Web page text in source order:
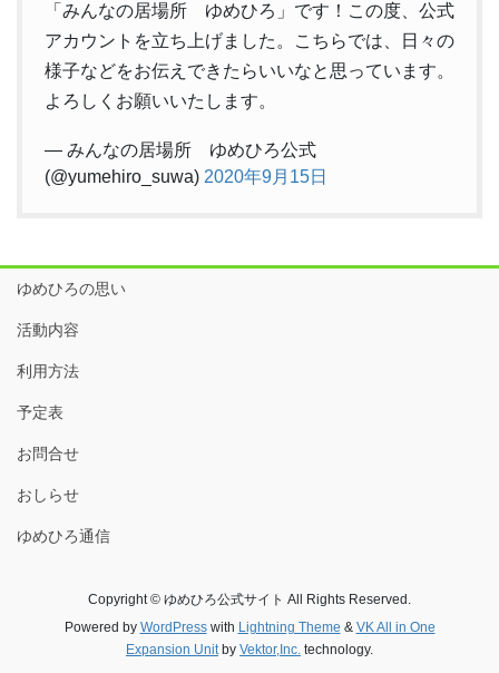
「みんなの居場所 ゆめひろ」です！この度、公式
アカウントを立ち上げました。こちらでは、日々の
様子などをお伝えできたらいいなと思っています。
よろしくお願いいたします。
— みんなの居場所 ゆめひろ公式
(@yumehiro_suwa) 2020年9月15日
ゆめひろの思い
活動内容
利用方法
予定表
お問合せ
おしらせ
ゆめひろ通信
Copyright © ゆめひろ公式サイト All Rights Reserved.
Powered by WordPresswith Lightning Theme & VK All in One
Expansion Unitby Vektor,Inc. technology.